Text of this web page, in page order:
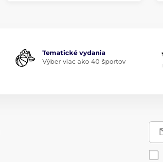
Tematické vydania
Výber viac ako 40 športov